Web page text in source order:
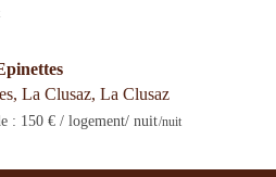
La Clusaz,La Clusaz
: 150 € / logement/ nuit/nuit